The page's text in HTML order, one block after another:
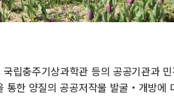
립충주기상과학관 등의 공공기관과
통한 양질의 공공저작물 발굴‧개방에